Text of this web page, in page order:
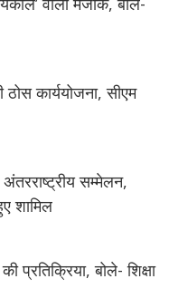
कार्ययोजना, सीएम
अंतरराष्ट्रीय सम्मेलन,
शामिल
प्रतिक्रिया, बोले- शिक्षा